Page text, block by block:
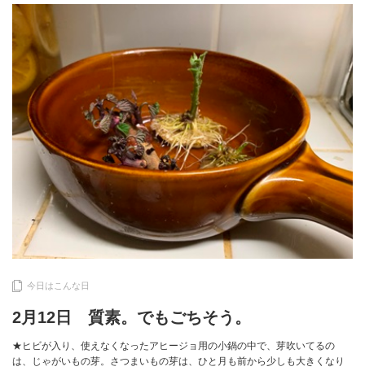
今日はこんな日
2月12日 質素。でもごちそう。
★ヒビが入り、使えなくなったアヒージョ用の小鍋の中で、芽吹いてるの
は、じゃがいもの芽。さつまいもの芽は、ひと月も前から少しも大きくなり